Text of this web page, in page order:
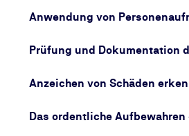
Anwendung von
Prüfung und Dokumentation
Anzeichen von Schäden
Das ordentliche Aufbewahren